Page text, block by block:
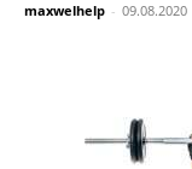
maxwelhelp - 09.08.2020